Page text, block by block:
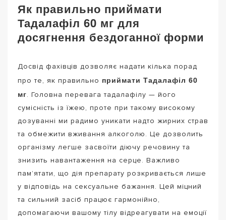
Як правильно приймати
Тадалафіл 60 мг для
досягнення бездоганної форми
Досвід фахівців дозволяє надати кілька порад
про те, як правильно приймати Тадалафіл 60
мг. Головна перевага тадалафілу — його
сумісність із їжею, проте при такому високому
дозуванні ми радимо уникати надто жирних страв
та обмежити вживання алкоголю. Це дозволить
організму легше засвоїти діючу речовину та
знизить навантаження на серце. Важливо
пам’ятати, що дія препарату розкривається лише
у відповідь на сексуальне бажання. Цей міцний
та сильний засіб працює гармонійно,
допомагаючи вашому тілу відреагувати на емоції